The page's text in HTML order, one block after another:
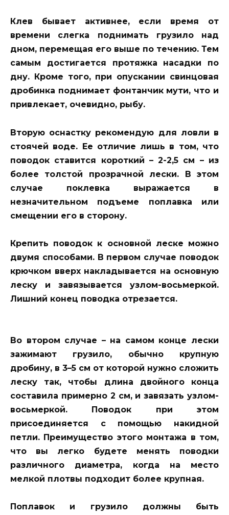
Клев бывает активнее, если время от
времени слегка поднимать грузило над
дном, перемещая его выше по течению. Тем
самым достигается протяжка насадки по
дну. Кроме того, при опускании свинцовая
дробинка поднимает фонтанчик мути, что и
привлекает, очевидно, рыбу.
Вторую оснастку рекомендую для ловли в
стоячей воде. Ее отличие лишь в том, что
поводок ставится короткий – 2-2,5 см – из
более толстой прозрачной лески. В этом
случае поклевка выражается в
незначительном подъеме поплавка или
смещении его в сторону.
Крепить поводок к основной леске можно
двумя способами. В первом случае поводок
крючком вверх накладывается на основную
леску и завязывается узлом-восьмеркой.
Лишний конец поводка отрезается.
Во втором случае – на самом конце лески
зажимают грузило, обычно крупную
дробину, в 3–5 см от которой нужно сложить
леску так, чтобы длина двойного конца
составила примерно 2 см, и завязать узлом-
восьмеркой. Поводок при этом
присоединяется с помощью накидной
петли. Преимущество этого монтажа в том,
что вы легко будете менять поводки
различного диаметра, когда на место
мелкой плотвы подходит более крупная.
Поплавок и грузило должны быть